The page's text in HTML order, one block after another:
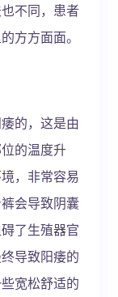
不同，患者
方方面面。
的，这是由
的温度升
，非常容易
会导致阴囊
了生殖器官
导致阳痿的
宽松舒适的